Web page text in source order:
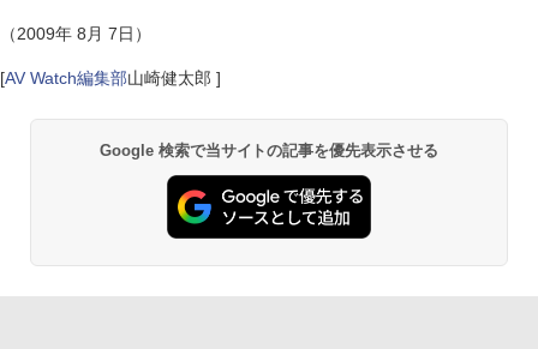
（2009年 8月 7日）
[AV Watch編集部山崎健太郎 ]
Google 検索で当サイトの記事を優先表示させる